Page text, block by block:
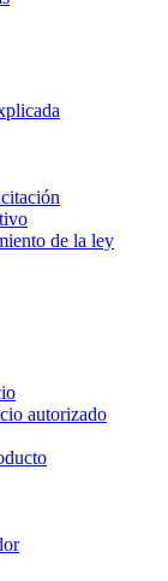
de la ley
autorizado